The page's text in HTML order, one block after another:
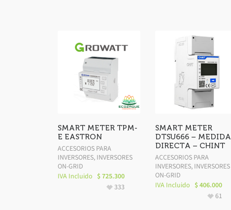
SMART METER TPM-
E EASTRON
ACCESORIOS PARA
INVERSORES, INVERSORES
ON-GRID
IVA Incluido $725.300
333
SMART METER
DTSU666 – MEDIDA
DIRECTA – CHINT
ACCESORIOS PARA
INVERSORES, INVERSORES
ON-GRID
IVA Incluido $406.000
61